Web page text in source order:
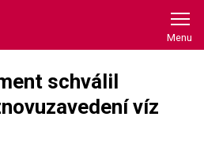
schválil
víz